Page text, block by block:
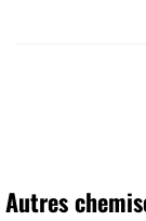
Autres